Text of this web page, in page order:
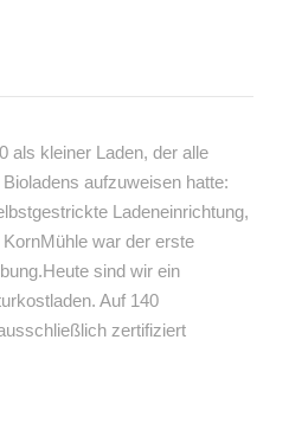
als kleiner Laden, der alle
aufzuweisen hatte:
Ladeneinrichtung,
war der erste
sind wir ein
Auf 140
zertifiziert